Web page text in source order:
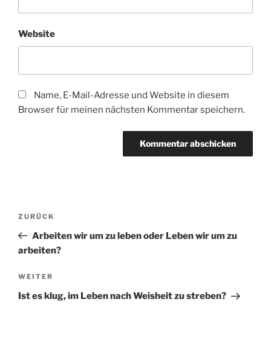
Website
Name, E-Mail-Adresse und Website in diesem
Browser für meinen nächsten Kommentar speichern.
Beitragsnavigation
Vorheriger
Beitrag
ZURÜCK
Arbeiten wir um zu leben oder Leben wir um zu
arbeiten?
Nächster
Beitrag
WEITER
Ist es klug, im Leben nach Weisheit zu streben?